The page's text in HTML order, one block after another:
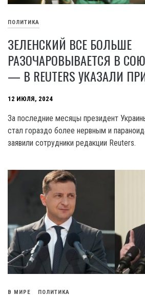
ПОЛИТИКА
ЗЕЛЕНСКИЙ ВСЕ БОЛЬШЕ
РАЗОЧАРОВЫВАЕТСЯ В
— В REUTERS УКАЗАЛИ
12 ИЮЛЯ, 2024
За последние месяцы президент
стал гораздо более нервным и
заявили сотрудники редакции Reuters.
В МИРЕ ПОЛИТИКА